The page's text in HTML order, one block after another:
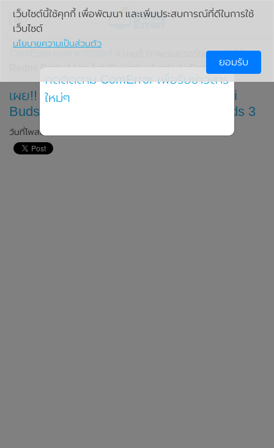
» เผย!! ภาพเรนเดอร์ของหูฟังไร้สาย
Redmi Buds 4 Lite โชว์ดีไซน์คล้ายApple AirPods 3
เผย!! ภาพเรนเดอร์ของหูฟังไร้สาย Redmi
Buds 4 Lite โชว์ดีไซน์คล้ายApple AirPods 3
วันที่โพสต์: 4 ธันวาคม 2022
เว็บไซต์นี้ใช้คุกกี้ เพื่อพัฒนา และเพิ่มประสบการณ์ที่ดีในการใช้
เว็บไซต์
นโยบายความเป็นส่วนตัว
ยอมรับ
กดติดตาม ComError เพื่อรับข่าวสาร
ใหม่ๆ